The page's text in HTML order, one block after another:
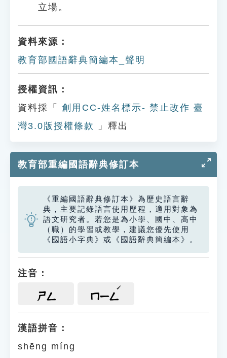
立場。
資料來源：
教育部國語辭典簡編本_聲明
授權資訊：
資料採「
創用CC-姓名標示- 禁止改作 臺
灣3.0版授權條款
」釋出
教育部重編國語辭典修訂本
《重編國語辭典修訂本》為歷史語言辭
典，主要記錄語言使用歷程，適用對象為
語文研究者。若您是為小學、國中、高中
（職）的學習或教學，建議您優先使用
《國語小字典》或《國語辭典簡編本》。
注音：
ㄕㄥ ㄇㄧㄥ
漢語拼音：
shēng míng